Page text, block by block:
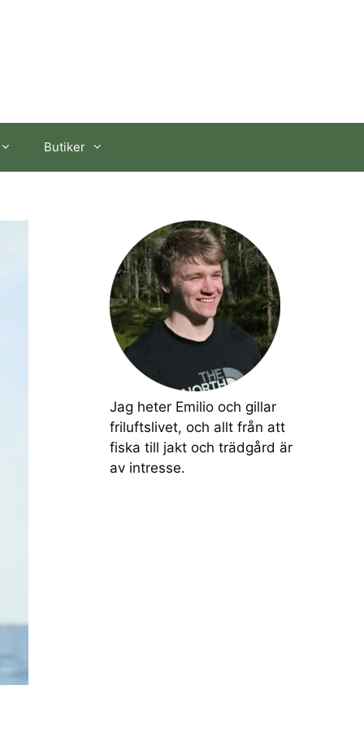
Butiker
Jag heter Emilio och gillar
friluftslivet, och allt från att
fiska till jakt och trädgård är
av intresse.